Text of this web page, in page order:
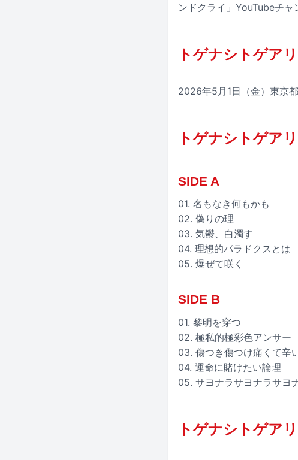
ンドクライ」YouTubeチャ
トゲナシトゲア
2026年5月1日（金）東京
トゲナシトゲア
SIDE A
01. 名もなき何もかも
02. 偽りの理
03. 気鬱、白濁す
04. 理想的パラドクスとは
05. 爆ぜて咲く
SIDE B
01. 黎明を穿つ
02. 極私的極彩色アンサー
03. 傷つき傷つけ痛くて辛
04. 運命に賭けたい論理
05. サヨナラサヨナラサヨ
トゲナシトゲア